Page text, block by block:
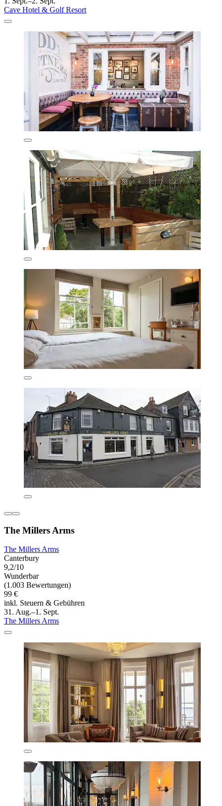
Cave Hotel & Golf Resort
The Millers Arms
The Millers Arms
Canterbury
9,2/10
Wunderbar
(1.003 Bewertungen)
99 €
inkl. Steuern & Gebühren
31. Aug.–1. Sept.
The Millers Arms